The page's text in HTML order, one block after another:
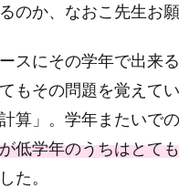
のか、なおこ先生お願
スにその学年で出来
もその問題を覚えて
算」。学年またいで
低学年のうちはとて
た。